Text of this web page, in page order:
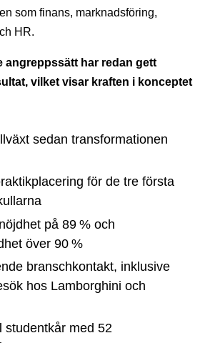
som finans, marknadsföring,
HR.
angreppssätt har redan gett
vilket visar kraften i konceptet
sedan transformationen
för de tre första
på 89 % och
över 90 %
branschkontakt, inklusive
hos Lamborghini och
studentkår med 52